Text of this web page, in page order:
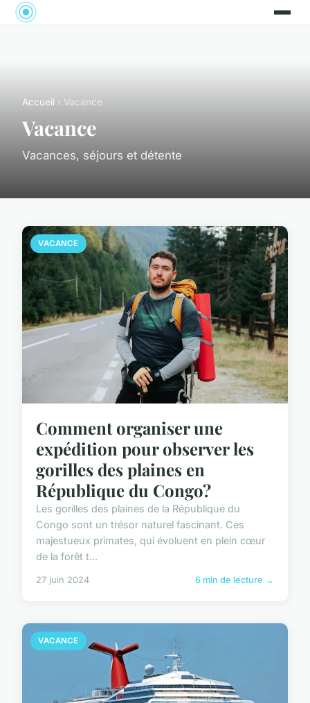
Accueil › Vacance
Vacance
Vacances, séjours et détente
VACANCE
Comment organiser une
expédition pour observer les
gorilles des plaines en
République du Congo?
Les gorilles des plaines de la République du
Congo sont un trésor naturel fascinant. Ces
majestueux primates, qui évoluent en plein cœur
de la forêt t...
27 juin 2024 6 min de lecture →
VACANCE